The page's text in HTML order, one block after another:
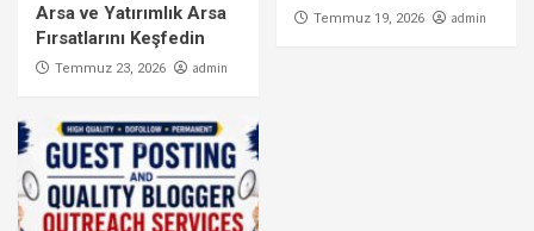
Arsa ve Yatırımlık Arsa
Fırsatlarını Keşfedin
Temmuz 23, 2026 admin
Temmuz 19, 2026 admin